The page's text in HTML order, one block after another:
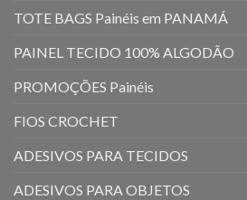
TOTE BAGS Painéis em PANAMÁ
PAINEL TECIDO 100% ALGODÃO
PROMOÇÕES Painéis
FIOS CROCHET
ADESIVOS PARA TECIDOS
ADESIVOS PARA OBJETOS